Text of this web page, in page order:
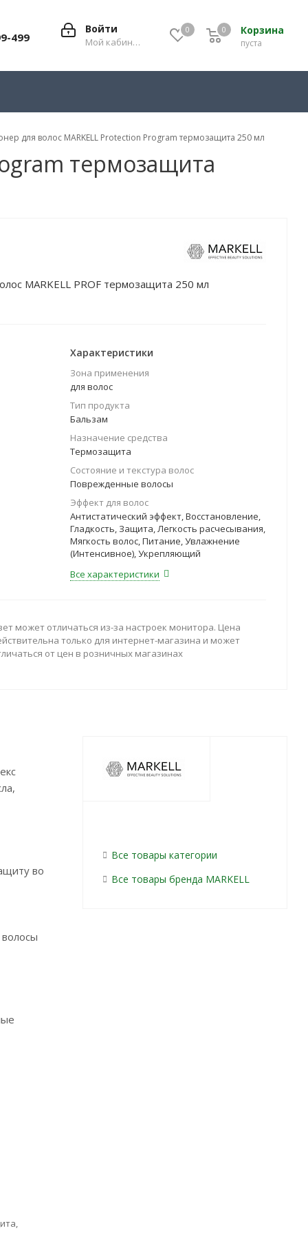
0 Корзина
0
пуста
0
Войти
Мой кабинет
499
для волос MARKELL Protection Program термозащита 250 мл
термозащита
MARKELL PROF термозащита 250 мл
Характеристики
Зона применения
для волос
Тип продукта
Бальзам
Назначение средства
Термозащита
Состояние и текстура волос
Поврежденные волосы
Эффект для волос
Антистатический эффект, Восстановление,
Гладкость, Защита, Легкость расчесывания,
Мягкость волос, Питание, Увлажнение
(Интенсивное), Укрепляющий
Все характеристики
может отличаться из-за настроек монитора. Цена
только для интернет-магазина и может
от цен в розничных магазинах
во
Все товары категории
Все товары бренда MARKELL